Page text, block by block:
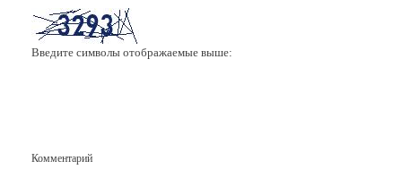
Введите символы отображаемые выше:
Комментарий